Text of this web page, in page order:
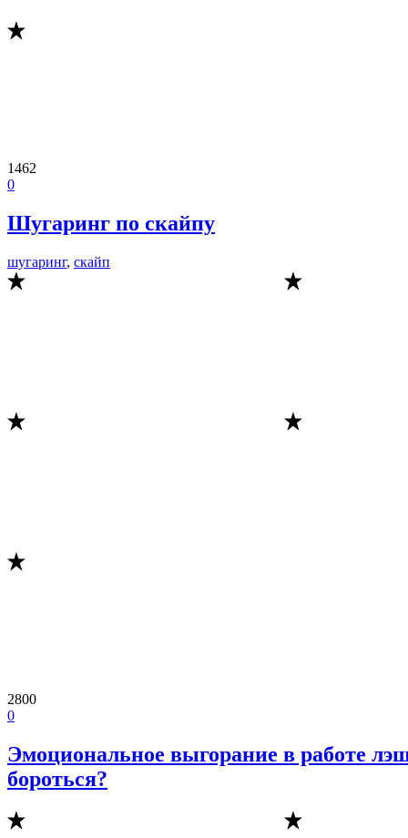
1462
0
Шугаринг по скайпу
шугаринг, скайп
2800
0
Эмоциональное выгорание в работе
бороться?